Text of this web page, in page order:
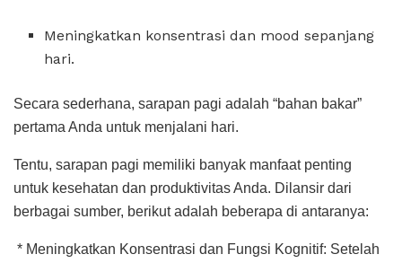
Meningkatkan konsentrasi dan mood sepanjang
hari.
Secara sederhana, sarapan pagi adalah “bahan bakar”
pertama Anda untuk menjalani hari.
Tentu, sarapan pagi memiliki banyak manfaat penting
untuk kesehatan dan produktivitas Anda. Dilansir dari
berbagai sumber, berikut adalah beberapa di antaranya:
* Meningkatkan Konsentrasi dan Fungsi Kognitif: Setelah